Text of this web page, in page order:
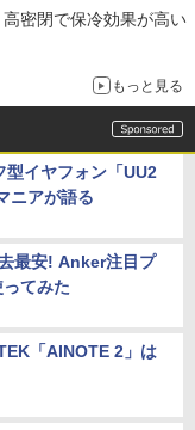
密閉で保冷効果が高い
もっと見る
型イヤフォン「UU2
ニアが語る
最安! Anker注目プ
てみた
「AINOTE 2」は